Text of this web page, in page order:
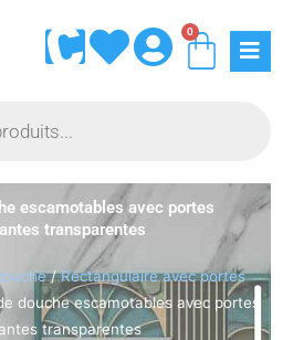
0
escamotables avec portes
transparentes
/Rectangulaire avec portes
douche escamotables avec portes
transparentes